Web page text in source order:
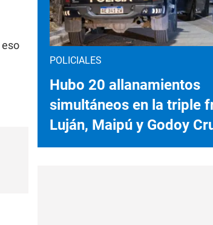
POLICIALES
Hubo 20 allanamientos
simultáneos en la triple
Luján, Maipú y Godoy